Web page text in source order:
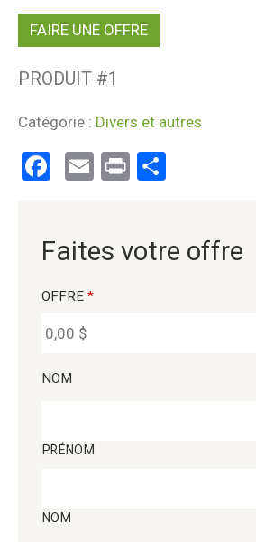
FAIRE UNE OFFRE
PRODUIT #1
Catégorie : Divers et autres
Facebook
EmailPrint
Faites votre offre
OFFRE *
NOM
PRÉNOM
NOM